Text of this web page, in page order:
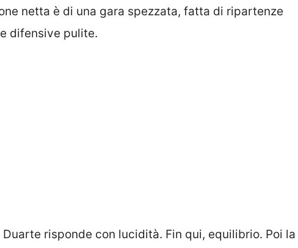
netta è di una gara spezzata, fatta di ripartenze
difensive pulite.
risponde con lucidità. Fin qui, equilibrio. Poi la